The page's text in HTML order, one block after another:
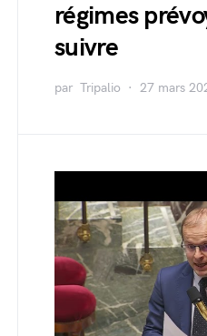
régimes
suivre
par Tripalio 27 mars